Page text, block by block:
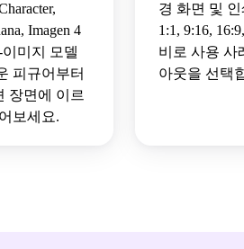
Imagen 4
미지 모델
피규어부터
장면에 이르
보세요.
경 화면 및
1:1, 9:16,
비로 사용 사
아웃을 선택